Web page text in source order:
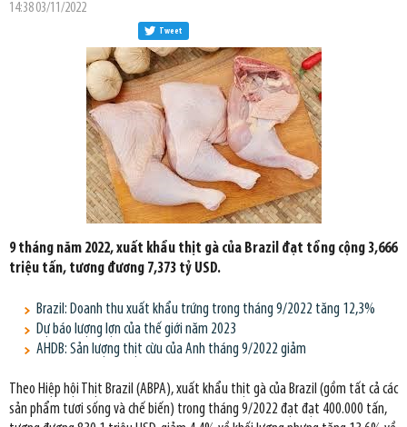
14:38 03/11/2022
Tweet
9 tháng năm 2022, xuất khẩu thịt gà của Brazil đạt tổng cộng 3,666
triệu tấn, tương đương 7,373 tỷ USD.
Brazil: Doanh thu xuất khẩu trứng trong tháng 9/2022 tăng 12,3%
Dự báo lượng lợn của thế giới năm 2023
AHDB: Sản lượng thịt cừu của Anh tháng 9/2022 giảm
Theo Hiệp hội Thịt Brazil (ABPA), xuất khẩu thịt gà của Brazil (gồm tất cả các
sản phẩm tươi sống và chế biến) trong tháng 9/2022 đạt đạt 400.000 tấn,